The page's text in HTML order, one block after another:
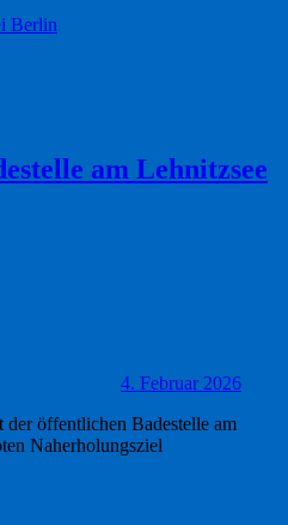
Berlin
am Lehnitzsee
4. Februar 2026
öffentlichen Badestelle am
Naherholungsziel